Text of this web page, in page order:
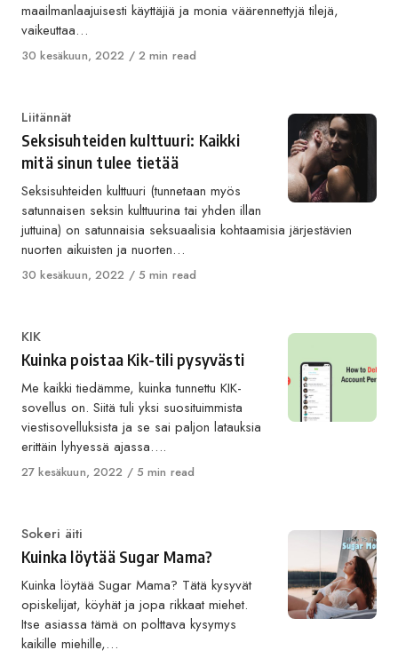
maailmanlaajuisesti käyttäjiä ja monia väärennettyjä tilejä,
vaikeuttaa…
Published
30 kesäkuun, 2022 2 min read
Category
Liitännät
Seksisuhteiden kulttuuri: Kaikki
mitä sinun tulee tietää
Seksisuhteiden kulttuuri (tunnetaan myös
satunnaisen seksin kulttuurina tai yhden illan
juttuina) on satunnaisia ​​seksuaalisia kohtaamisia järjestävien
nuorten aikuisten ja nuorten…
Published
30 kesäkuun, 2022 5 min read
Category
KIK
Kuinka poistaa Kik-tili pysyvästi
Me kaikki tiedämme, kuinka tunnettu KIK-
sovellus on. Siitä tuli yksi suosituimmista
viestisovelluksista ja se sai paljon latauksia
erittäin lyhyessä ajassa….
Published
27 kesäkuun, 2022 5 min read
Category
Sokeri äiti
Kuinka löytää Sugar Mama?
Kuinka löytää Sugar Mama? Tätä kysyvät
opiskelijat, köyhät ja jopa rikkaat miehet.
Itse asiassa tämä on polttava kysymys
kaikille miehille,…